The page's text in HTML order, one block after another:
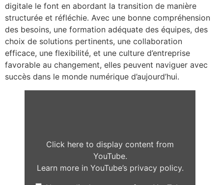
digitale le font en abordant la transition de manière
structurée et réfléchie. Avec une bonne compréhension
des besoins, une formation adéquate des équipes, des
choix de solutions pertinents, une collaboration
efficace, une flexibilité, et une culture d’entreprise
favorable au changement, elles peuvent naviguer avec
succès dans le monde numérique d’aujourd’hui.
Click here to display content from
YouTube.
Learn more in YouTube’s privacy policy.